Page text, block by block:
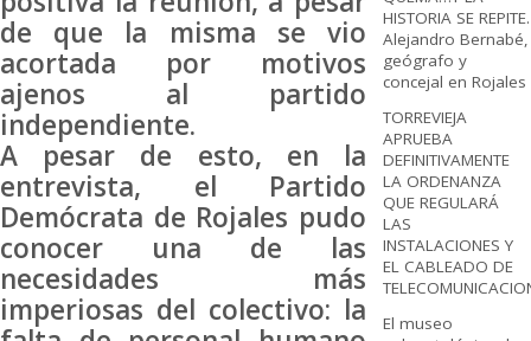
de que la misma se vio
acortada por motivos
ajenos al partido
independiente.
A pesar de esto, en la
entrevista, el Partido
Demócrata de Rojales pudo
conocer una de las
necesidades más
imperiosas del colectivo: la
HISTORIA SE REPITE.
Alejandro Bernabé,
geógrafo y
concejal en Rojales
TORREVIEJA
APRUEBA
DEFINITIVAMENTE
LA ORDENANZA
QUE REGULARÁ
LAS
INSTALACIONES Y
EL CABLEADO DE
El museo